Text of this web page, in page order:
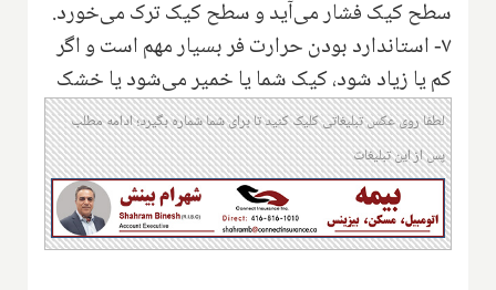
سطح کیک فشار می‌آید و سطح کیک ترک می‌خورد.
۷- استاندارد بودن حرارت فر بسیار مهم است و اگر
کم یا زیاد شود، کیک شما یا خمیر می‌شود یا خشک
لطفا روی عکس تبلیغاتی کلیک کنید تا برای شما شماره بگیرد؛ ادامه مطلب
پس از این تبلیغات